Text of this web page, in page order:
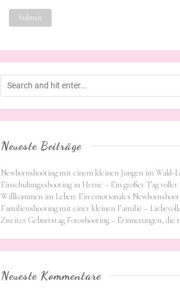
Neueste Beiträge
Newbornshooting mit einem kleinen Jungen im
Einschulungsshooting in Herne – Ein großer Tag voller
Willkommen im Leben: Ein emotionales
Familienshooting mit einer kleinen Familie –
Zweiter Geburtstag Fotoshooting – Erinnerungen, die
Neueste Kommentare